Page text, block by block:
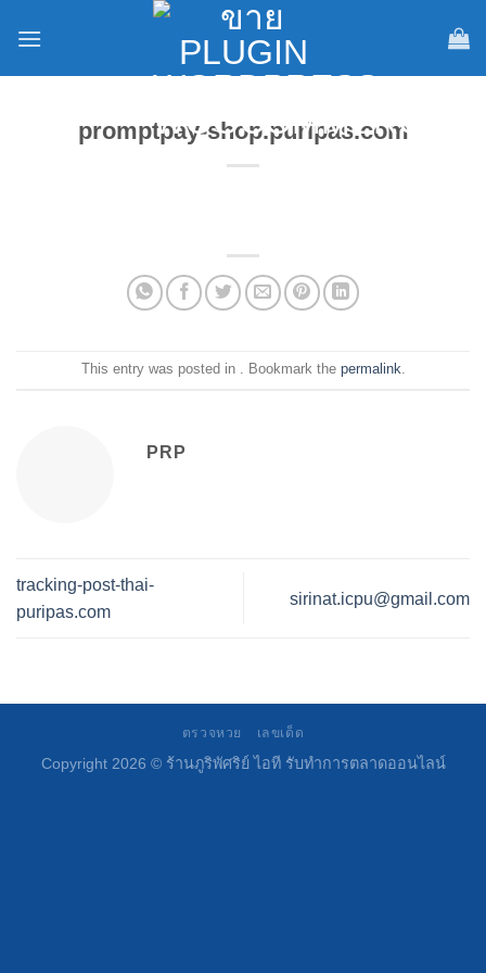
promptpay-shop.puripas.com
This entry was posted in . Bookmark the permalink.
PRP
tracking-post-thai-
puripas.com
sirinat.icpu@gmail.com
ตรวจหวย เลขเด็ด
Copyright 2026 © ร้านภูริพัศริย์ ไอที รับทำการตลาดออนไลน์